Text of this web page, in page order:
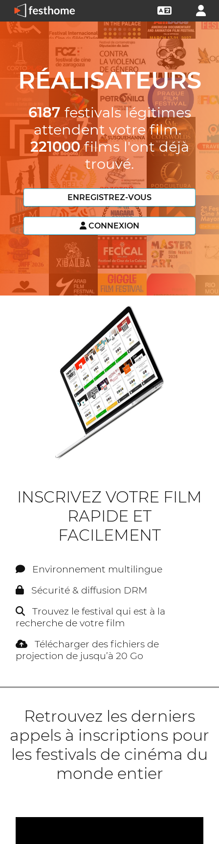
RÉALISATEURS
6187festivals légitimes
attendent votre film.
221000films l'ont déjà
trouvé.
ENREGISTREZ-VOUS
CONNEXION
INSCRIVEZ VOTRE FILM
RAPIDE ET
FACILEMENT
Environnement multilingue
Sécurité & diffusion DRM
Trouvez le festival qui est à la
recherche de votre film
Télécharger des fichiers de
projection de jusqu’à 20 Go
Retrouvez les derniers
appels à inscriptions pour
les festivals de cinéma du
monde entier